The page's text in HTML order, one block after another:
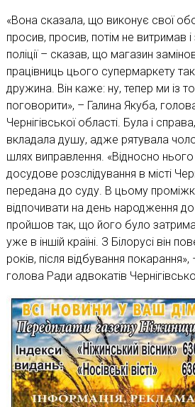
«Вона сказала, що виконує свої
просив, просив, потім не витримав
поліції – сказав, що магазин
працівниць цього супермаркету
дружина. Він каже: ну, тепер ми із
поговорити», – Галина Якуба,
Чернігівської області. Була і
вкладала душу, адже рятувала
шлях виправлення. «Відносно
досудове розслідування в місті
передана до суду. В цьому
відпочивати на день народження до
пройшов так, що його було
уже в іншій країні. З Білорусі він
років, після відбування
голова Ради адвокатів